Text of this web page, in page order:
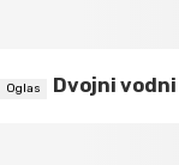
Dvojni